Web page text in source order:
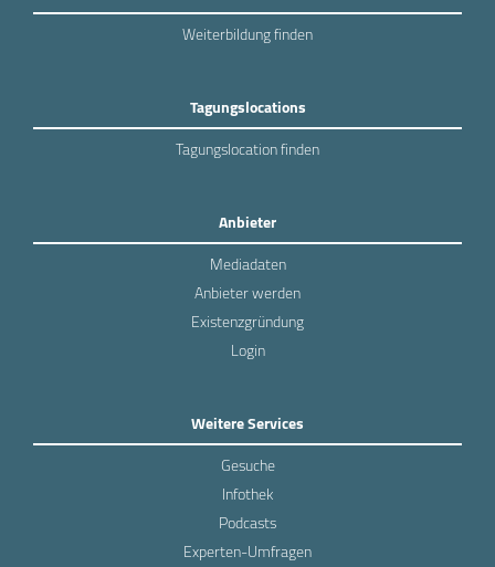
Weiterbildung finden
Tagungslocations
Tagungslocation finden
Anbieter
Mediadaten
Anbieter werden
Existenzgründung
Login
Weitere Services
Gesuche
Infothek
Podcasts
Experten-Umfragen